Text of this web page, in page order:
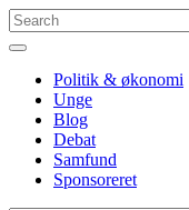
Politik & økonomi
Unge
Blog
Debat
Samfund
Sponsoreret